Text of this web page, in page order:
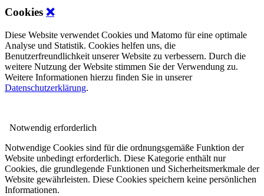
Cookies ❌
Diese Website verwendet Cookies und Matomo für eine optimale
Analyse und Statistik. Cookies helfen uns, die
Benutzerfreundlichkeit unserer Website zu verbessern. Durch die
weitere Nutzung der Website stimmen Sie der Verwendung zu.
Weitere Informationen hierzu finden Sie in unserer
Datenschutzerklärung.
Notwendig erforderlich
Notwendige Cookies sind für die ordnungsgemäße Funktion der
Website unbedingt erforderlich. Diese Kategorie enthält nur
Cookies, die grundlegende Funktionen und Sicherheitsmerkmale der
Website gewährleisten. Diese Cookies speichern keine persönlichen
Informationen.